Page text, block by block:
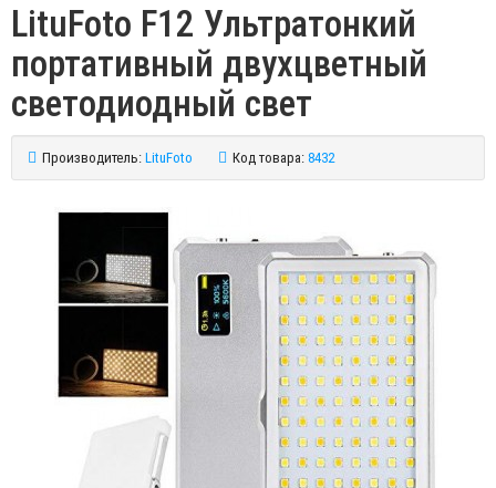
LituFoto F12 Ультратонкий
портативный двухцветный
светодиодный свет
Производитель: LituFoto Код товара: 8432